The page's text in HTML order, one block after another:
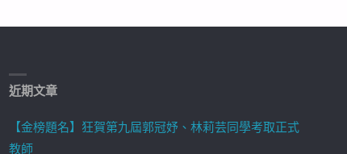
近期文章
【金榜題名】狂賀第九屆郭冠妤、林莉芸同學考取正式
教師